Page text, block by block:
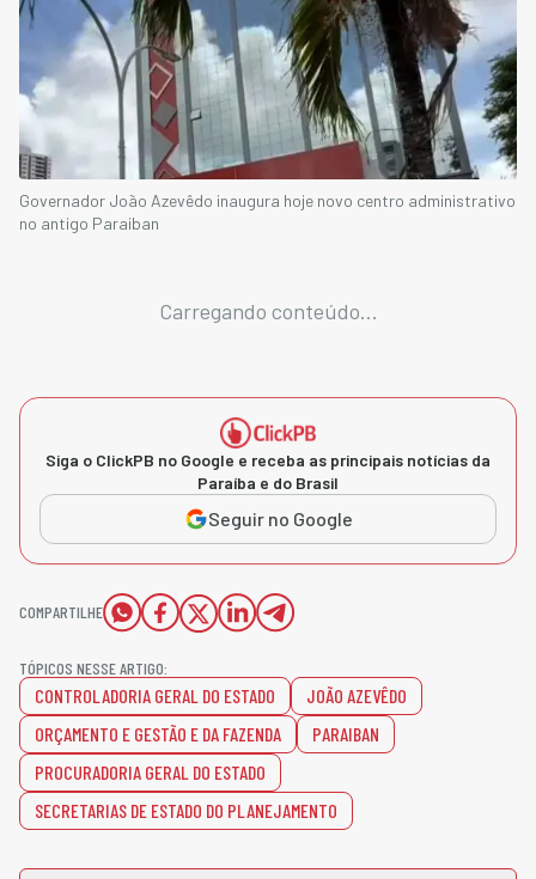
Governador João Azevêdo inaugura hoje novo centro administrativo
no antigo Paraiban
Carregando conteúdo...
Siga o ClickPB no Google e receba as principais notícias da
Paraíba e do Brasil
Seguir no Google
COMPARTILHE
TÓPICOS NESSE ARTIGO:
CONTROLADORIA GERAL DO ESTADO
JOÃO AZEVÊDO
ORÇAMENTO E GESTÃO E DA FAZENDA
PARAIBAN
PROCURADORIA GERAL DO ESTADO
SECRETARIAS DE ESTADO DO PLANEJAMENTO